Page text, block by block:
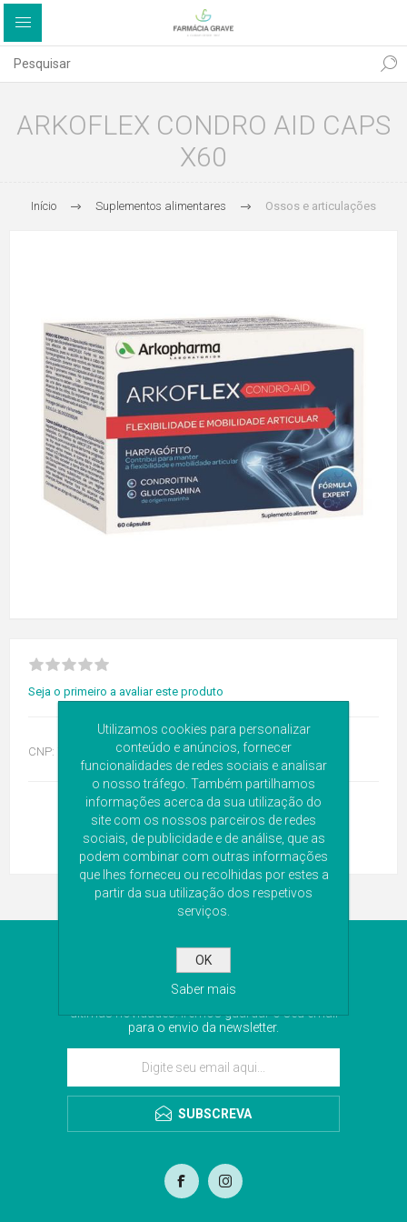
ARKOFLEX CONDRO AID CAPS
X60
Início Suplementos alimentares Ossos e articulações
Seja o primeiro a avaliar este produto
CNP:
NEWSLETTER
Subscreva a nossa newsletter para receber as
últimas novidades. Iremos guardar o seu email
para o envio da newsletter.
SUBSCREVA
Utilizamos cookies para personalizar
conteúdo e anúncios, fornecer
funcionalidades de redes sociais e analisar
o nosso tráfego. Também partilhamos
informações acerca da sua utilização do
site com os nossos parceiros de redes
sociais, de publicidade e de análise, que as
podem combinar com outras informações
que lhes forneceu ou recolhidas por estes a
partir da sua utilização dos respetivos
serviços.
OK
Saber mais